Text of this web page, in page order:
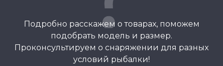
Подробно расскажем о товарах, поможем
подобрать модель и размер.
Проконсультируем о снаряжении для разных
условий рыбалки!